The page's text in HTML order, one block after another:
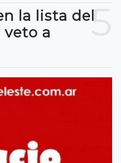
5
la lista del
a